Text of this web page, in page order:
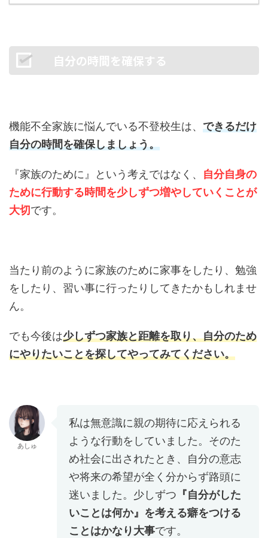
自分の時間を確保する
機能不全家族に悩んでいる不登校生は、 できるだけ
自分の時間を確保しましょう。
『家族のために』という考えではなく、 自分自身の
ために行動する時間を少しずつ増やしていくことが
大切です。
当たり前のように家族のために家事をしたり、勉強
をしたり、習い事に行ったりしてきたかもしれませ
ん。
でも今後は少しずつ家族と距離を取り、自分のため
にやりたいことを探してやってみてください。
あしゅ
私は無意識に親の期待に応えられる
ような行動をしていました。そのた
め社会に出されたとき、自分の意志
や将来の希望が全く分からず路頭に
迷いました。少しずつ 『自分がした
いことは何か』を考える癖をつける
ことはかなり大事です。